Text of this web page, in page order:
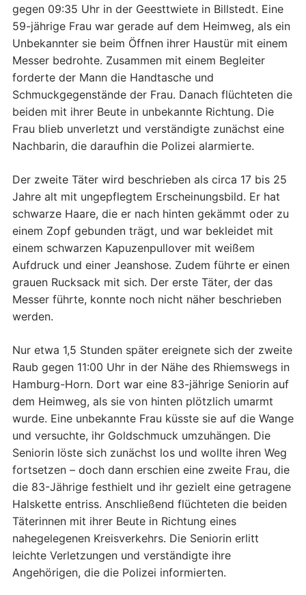
gegen 09:35 Uhr in der Geesttwiete in Billstedt. Eine
59-jährige Frau war gerade auf dem Heimweg, als ein
Unbekannter sie beim Öffnen ihrer Haustür mit einem
Messer bedrohte. Zusammen mit einem Begleiter
forderte der Mann die Handtasche und
Schmuckgegenstände der Frau. Danach flüchteten die
beiden mit ihrer Beute in unbekannte Richtung. Die
Frau blieb unverletzt und verständigte zunächst eine
Nachbarin, die daraufhin die Polizei alarmierte.
Der zweite Täter wird beschrieben als circa 17 bis 25
Jahre alt mit ungepflegtem Erscheinungsbild. Er hat
schwarze Haare, die er nach hinten gekämmt oder zu
einem Zopf gebunden trägt, und war bekleidet mit
einem schwarzen Kapuzenpullover mit weißem
Aufdruck und einer Jeanshose. Zudem führte er einen
grauen Rucksack mit sich. Der erste Täter, der das
Messer führte, konnte noch nicht näher beschrieben
werden.
Nur etwa 1,5 Stunden später ereignete sich der zweite
Raub gegen 11:00 Uhr in der Nähe des Rhiemswegs in
Hamburg-Horn. Dort war eine 83-jährige Seniorin auf
dem Heimweg, als sie von hinten plötzlich umarmt
wurde. Eine unbekannte Frau küsste sie auf die Wange
und versuchte, ihr Goldschmuck umzuhängen. Die
Seniorin löste sich zunächst los und wollte ihren Weg
fortsetzen – doch dann erschien eine zweite Frau, die
die 83-Jährige festhielt und ihr gezielt eine getragene
Halskette entriss. Anschließend flüchteten die beiden
Täterinnen mit ihrer Beute in Richtung eines
nahegelegenen Kreisverkehrs. Die Seniorin erlitt
leichte Verletzungen und verständigte ihre
Angehörigen, die die Polizei informierten.